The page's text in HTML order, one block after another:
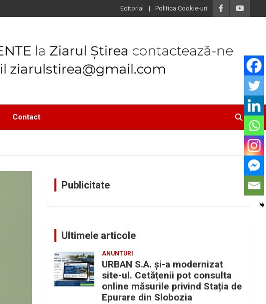
Editorial Politica Cookie-uri
Contact
Publicitate
Ultimele articole
ANUNTURI
URBAN S.A. și-a modernizat
site-ul. Cetățenii pot consulta
online măsurile privind Stația de
Epurare din Slobozia